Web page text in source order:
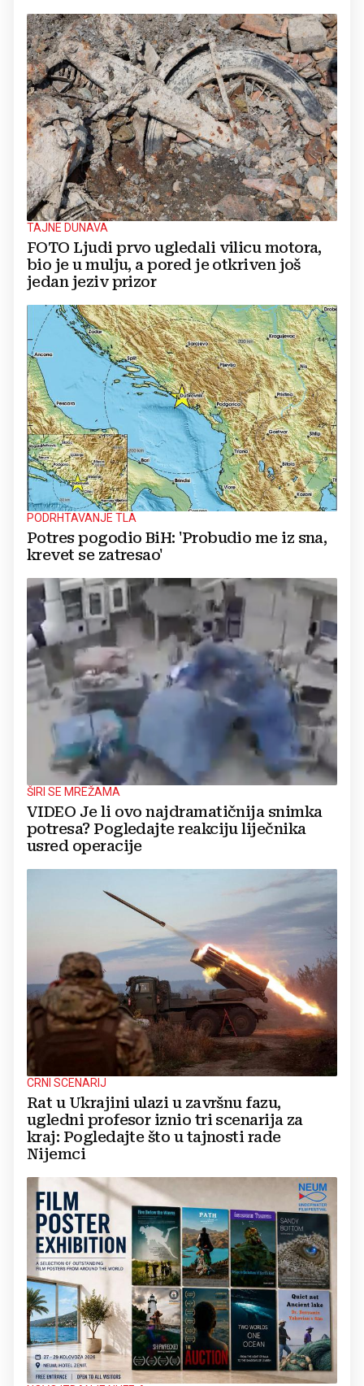
TAJNE DUNAVA
FOTO Ljudi prvo ugledali vilicu motora,
bio je u mulju, a pored je otkriven još
jedan jeziv prizor
PODRHTAVANJE TLA
Potres pogodio BiH: 'Probudio me iz sna,
krevet se zatresao'
ŠIRI SE MREŽAMA
VIDEO Je li ovo najdramatičnija snimka
potresa? Pogledajte reakciju liječnika
usred operacije
CRNI SCENARIJ
Rat u Ukrajini ulazi u završnu fazu,
ugledni profesor iznio tri scenarija za
kraj: Pogledajte što u tajnosti rade
Nijemci